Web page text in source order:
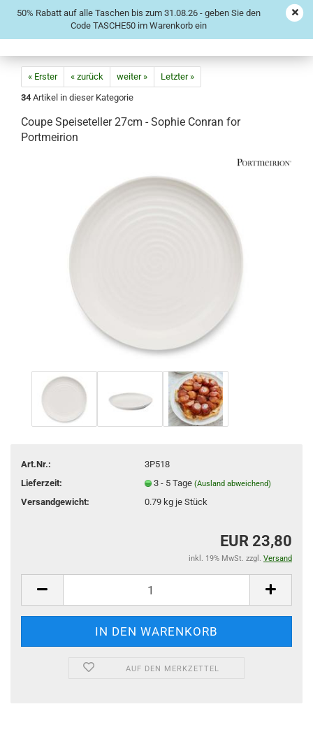
50% Rabatt auf alle Taschen bis zum 31.08.26 - geben Sie den
Code TASCHE50 im Warenkorb ein
« Erster « zurück weiter »
Letzter »
34 Artikel in dieser Kategorie
Coupe Speiseteller 27cm - Sophie Conran for
Portmeirion
Art.Nr.:
3P518
Lieferzeit:
3 - 5 Tage (Ausland abweichend)
Versandgewicht: 0.79kg je Stück
EUR 23,80
inkl. 19% MwSt. zzgl. Versand
AUF DEN MERKZETTEL